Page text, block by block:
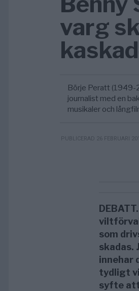
varg
Börje Peratt (1949-
journalist med en
musikaler och
PUBLICERAD 26 FEBRUARI
som
skadas.
innehar
tydligt
syfte